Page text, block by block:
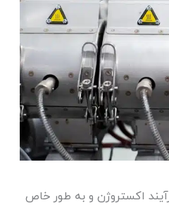
اکستروژن و به طور خاص